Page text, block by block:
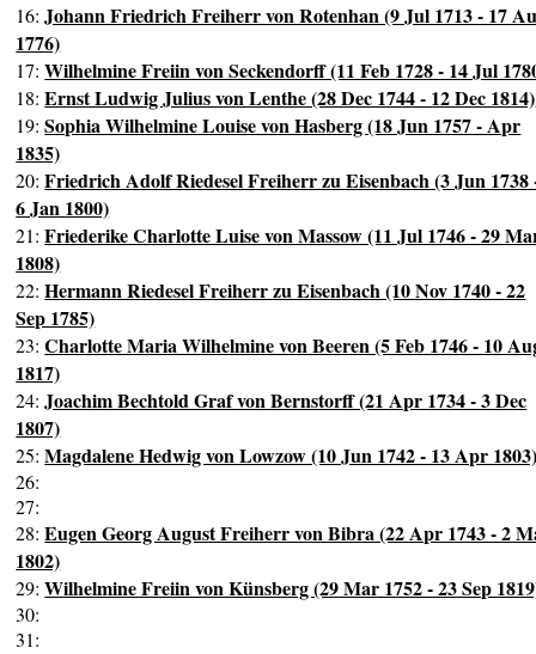
16:Johann Friedrich Freiherr von Rotenhan (9 Jul 1713 - 17
1776)
17:Wilhelmine Freiin von Seckendorff (11 Feb 1728 - 14 Jul
18:Ernst Ludwig Julius von Lenthe (28 Dec 1744 - 12 Dec 1814)
19:Sophia Wilhelmine Louise von Hasberg (18 Jun 1757 - Apr
1835)
20:Friedrich Adolf Riedesel Freiherr zu Eisenbach (3 Jun 1738
6 Jan 1800)
21:Friederike Charlotte Luise von Massow (11 Jul 1746 - 29
1808)
22:Hermann Riedesel Freiherr zu Eisenbach (10 Nov 1740 - 22
Sep 1785)
23:Charlotte Maria Wilhelmine von Beeren (5 Feb 1746 - 10
1817)
24:Joachim Bechtold Graf von Bernstorff (21 Apr 1734 - 3 Dec
1807)
25:Magdalene Hedwig von Lowzow (10 Jun 1742 - 13 Apr
26:
27:
28:Eugen Georg August Freiherr von Bibra (22 Apr 1743 - 2
1802)
29:Wilhelmine Freiin von Künsberg (29 Mar 1752 - 23 Sep
30:
31: